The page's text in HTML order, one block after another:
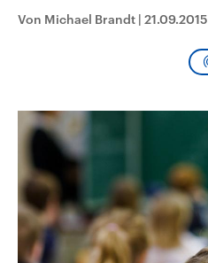
Von Michael Brandt | 21.09.2015